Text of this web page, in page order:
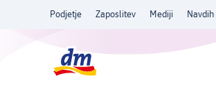
Podjetje Zaposlitev Mediji Navdih